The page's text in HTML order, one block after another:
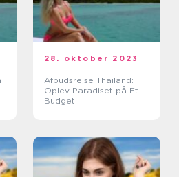
28. oktober 2023
Afbudsrejse Thailand:
Oplev Paradiset på Et
Budget